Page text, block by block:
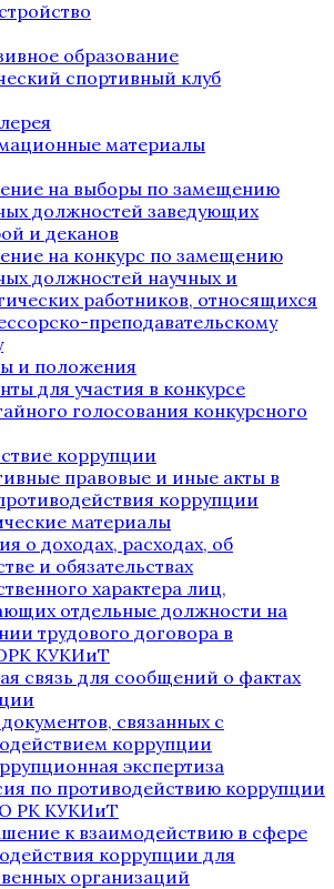
образование
спортивный клуб
материалы
на выборы по замещению
должностей заведующих
и деканов
на конкурс по замещению
должностей научных и
работников, относящихся
преподавательскому
и положения
для участия в конкурсе
голосования конкурсного
коррупции
правовые и иные акты в
коррупции
материалы
о доходах, расходах, об
и обязательствах
характера лиц,
отдельные должности на
трудового договора в
КУКИиТ
связь для сообщений о фактах
связанных с
коррупции
экспертиза
по противодействию коррупции
РК КУКИиТ
к взаимодействию в сфере
коррупции для
организаций